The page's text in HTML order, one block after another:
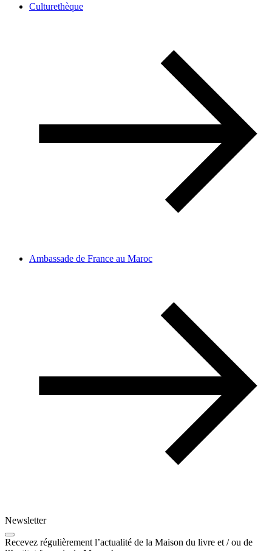
Culturethèque
Ambassade de France au Maroc
Newsletter
Recevez régulièrement l’actualité de la Maison du livre et / ou de